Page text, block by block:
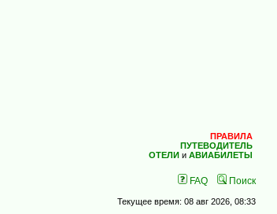
ПРАВИЛА
ПУТЕВОДИТЕЛЬ
ОТЕЛИ и АВИАБИЛЕТЫ
FAQ Поиск
Текущее время: 08 авг 2026, 08:33